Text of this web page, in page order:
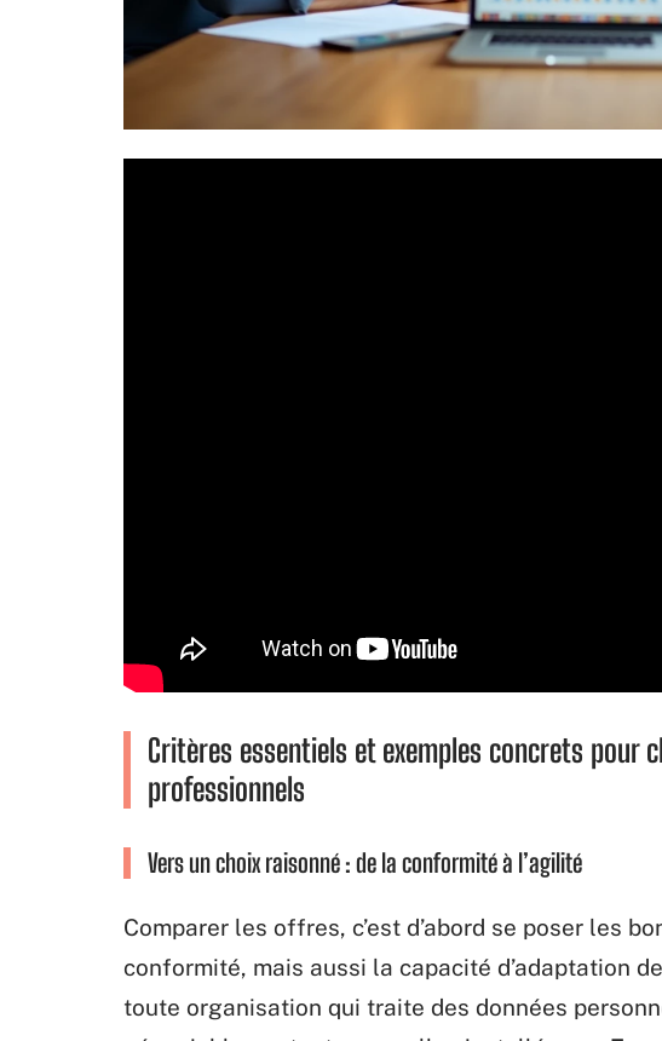
Critères essentiels et exemples concrets pour
professionnels
Vers un choix raisonné : de la conformité à l’agilité
Comparer les offres, c’est d’abord se poser les
conformité, mais aussi la capacité d’adaptation
toute organisation qui traite des données